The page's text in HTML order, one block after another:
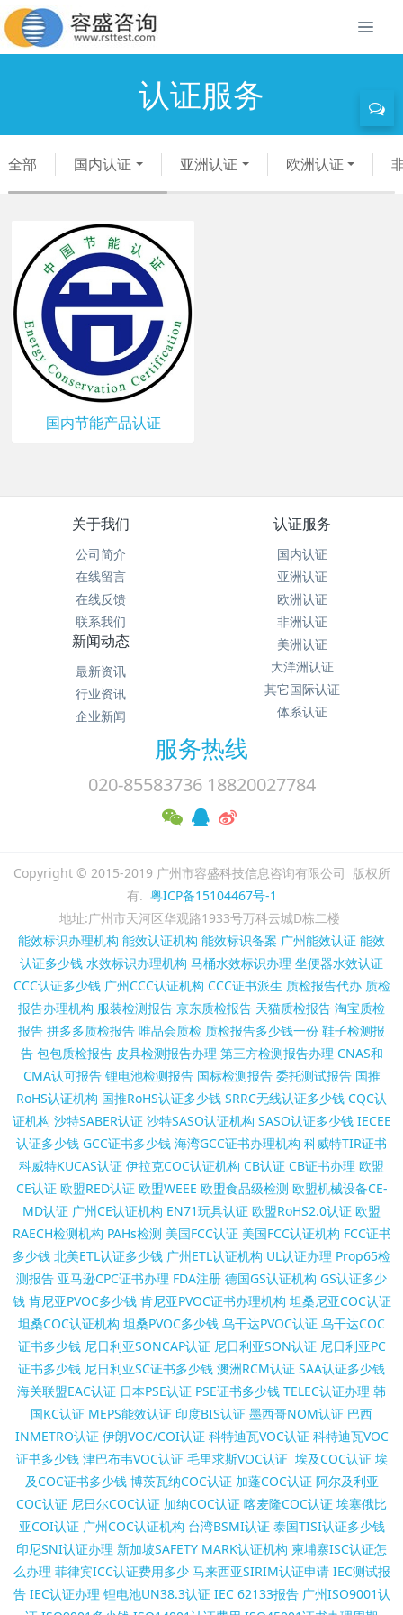
认证服务
全部 国内认证 亚洲认证 欧洲认证
国内节能产品认证
关于我们
公司简介
在线留言
在线反馈
联系我们
认证服务
国内认证
亚洲认证
欧洲认证
非洲认证
美洲认证
大洋洲认证
其它国际认证
体系认证
新闻动态
最新资讯
行业资讯
企业新闻
服务热线
020-85583736 18820027784
Copyright © 2015-2019 广州市容盛科技信息咨询有限公司 版权所
有. 粤ICP备15104467号-1
地址:广州市天河区华观路1933号万科云城D栋二楼
能效标识办理机构 能效认证机构 能效标识备案 广州能效认证 能效
认证多少钱 水效标识办理机构 马桶水效标识办理 坐便器水效认证
CCC认证多少钱 广州CCC认证机构 CCC证书派生 质检报告代办 质检
报告办理机构 服装检测报告 京东质检报告 天猫质检报告 淘宝质检
报告 拼多多质检报告 唯品会质检 质检报告多少钱一份 鞋子检测报
告 包包质检报告 皮具检测报告办理 第三方检测报告办理 CNAS和
CMA认可报告 锂电池检测报告 国标检测报告 委托测试报告 国推
RoHS认证机构 国推RoHS认证多少钱 SRRC无线认证多少钱 CQC认
证机构 沙特SABER认证 沙特SASO认证机构 SASO认证多少钱 IECEE
认证多少钱 GCC证书多少钱 海湾GCC证书办理机构 科威特TIR证书
科威特KUCAS认证 伊拉克COC认证机构 CB认证 CB证书办理 欧盟
CE认证 欧盟RED认证 欧盟WEEE 欧盟食品级检测 欧盟机械设备CE-
MD认证 广州CE认证机构 EN71玩具认证 欧盟RoHS2.0认证 欧盟
RAECH检测机构 PAHs检测 美国FCC认证 美国FCC认证机构 FCC证书
多少钱 北美ETL认证多少钱 广州ETL认证机构 UL认证办理 Prop65检
测报告 亚马逊CPC证书办理 FDA注册 德国GS认证机构 GS认证多少
钱 肯尼亚PVOC多少钱 肯尼亚PVOC证书办理机构 坦桑尼亚COC认证
坦桑COC认证机构 坦桑PVOC多少钱 乌干达PVOC认证 乌干达COC
证书多少钱 尼日利亚SONCAP认证 尼日利亚SON认证 尼日利亚PC
证书多少钱 尼日利亚SC证书多少钱 澳洲RCM认证 SAA认证多少钱
海关联盟EAC认证 日本PSE认证 PSE证书多少钱 TELEC认证办理 韩
国KC认证 MEPS能效认证 印度BIS认证 墨西哥NOM认证 巴西
INMETRO认证 伊朗VOC/COI认证 科特迪瓦VOC认证 科特迪瓦VOC
证书多少钱 津巴布韦VOC认证 毛里求斯VOC认证 埃及COC认证 埃
及COC证书多少钱 博茨瓦纳COC认证 加蓬COC认证 阿尔及利亚
COC认证 尼日尔COC认证 加纳COC认证 喀麦隆COC认证 埃塞俄比
亚COI认证 广州COC认证机构 台湾BSMI认证 泰国TISI认证多少钱
印尼SNI认证办理 新加坡SAFETY MARK认证机构 柬埔寨ISC认证怎
么办理 菲律宾ICC认证费用多少 马来西亚SIRIM认证申请 IEC测试报
告 IEC认证办理 锂电池UN38.3认证 IEC 62133报告 广州ISO9001认